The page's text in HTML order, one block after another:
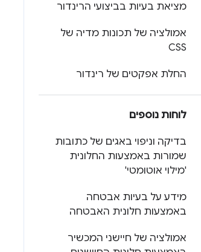
מציאת בעיות בביצועי הרינדור
אמולציה של תכונות מדיה של
CSS
החלת אפקטים של רינדור
לוחות נוספים
בדיקה וניפוי באגים של כתובות
שמורות באמצעות החלונית
'מילוי אוטומטי'
מידע על בעיות אבטחה
באמצעות חלונית האבטחה
אמולציה של חיישני המכשיר